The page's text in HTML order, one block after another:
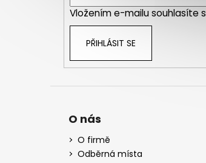
Vložením e-mailu souhlasíte s
PŘIHLÁSIT SE
O nás
O firmě
Odběrná místa